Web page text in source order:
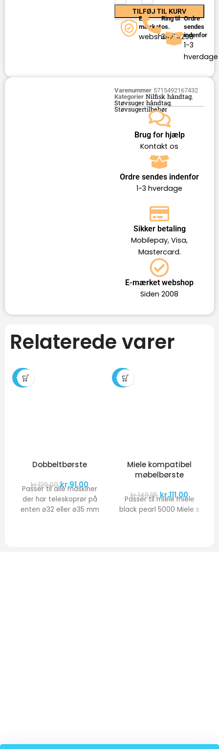
TILFØJ TIL KURV
E-
mærket
webshop
Ring til
os.
36164298
Ordre
sendes
indenfor
1-3
hverdage
Varenummer 5715492167432
Kategorier Nilfisk håndtag,
Støvsuger håndtag,
Støvsugertilbehør
Brug for hjælp
Kontakt os
Ordre sendes indenfor
1-3 hverdage
Sikker betaling
Mobilepay, Visa,
Mastercard.
E-mærket webshop
Siden 2008
Relaterede varer
-29%
Dobbeltbørste
kr.129,00 kr.91,00
Passer til alle maskiner
der har teleskoprør på
enten ø32 eller ø35 mm
-26%
Miele kompatibel
møbelbørste
kr.149,95 kr.111,00
Passer til miele miele
black pearl 5000 Miele s